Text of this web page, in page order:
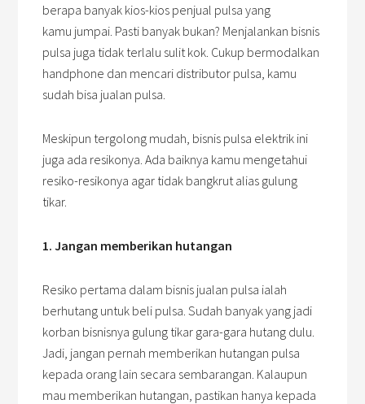
berapa banyak kios-kios penjual pulsa yang
kamu jumpai. Pasti banyak bukan? Menjalankan bisnis
pulsa juga tidak terlalu sulit kok. Cukup bermodalkan
handphone dan mencari distributor pulsa, kamu
sudah bisa jualan pulsa.
Meskipun tergolong mudah, bisnis pulsa elektrik ini
juga ada resikonya. Ada baiknya kamu mengetahui
resiko-resikonya agar tidak bangkrut alias gulung
tikar.
1. Jangan memberikan hutangan
Resiko pertama dalam bisnis jualan pulsa ialah
berhutang untuk beli pulsa. Sudah banyak yang jadi
korban bisnisnya gulung tikar gara-gara hutang dulu.
Jadi, jangan pernah memberikan hutangan pulsa
kepada orang lain secara sembarangan. Kalaupun
mau memberikan hutangan, pastikan hanya kepada